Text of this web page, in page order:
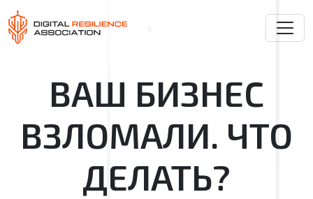
ВАШ БИЗНЕС
ВЗЛОМАЛИ. ЧТО
ДЕЛАТЬ?